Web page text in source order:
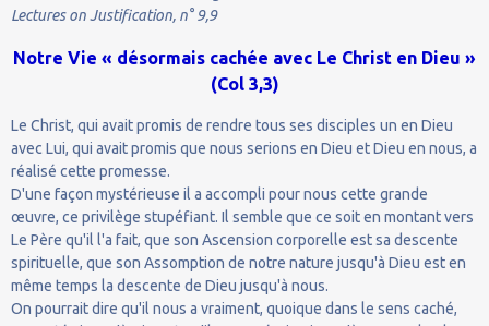
Lectures on Justification, n° 9,9
Notre Vie « désormais cachée avec Le Christ en Dieu »
(Col 3,3)
Le Christ, qui avait promis de rendre tous ses disciples un en Dieu
avec Lui, qui avait promis que nous serions en Dieu et Dieu en nous, a
réalisé cette promesse.
D'une façon mystérieuse il a accompli pour nous cette grande
œuvre, ce privilège stupéfiant. Il semble que ce soit en montant vers
Le Père qu'il l'a fait, que son Ascension corporelle est sa descente
spirituelle, que son Assomption de notre nature jusqu'à Dieu est en
même temps la descente de Dieu jusqu'à nous.
On pourrait dire qu'il nous a vraiment, quoique dans le sens caché,